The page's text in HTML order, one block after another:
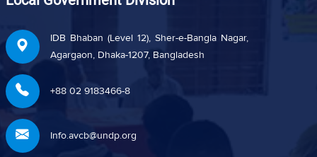
IDB Bhaban (Level 12), Sher-e-Bangla Nagar,
Agargaon, Dhaka-1207, Bangladesh
+88 02 9183466-8
Info.avcb@undp.org